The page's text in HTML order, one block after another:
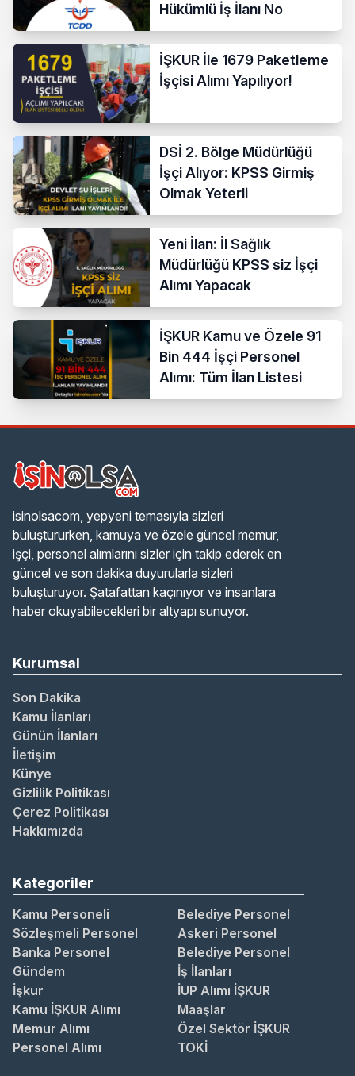
Hükümlü İş İlanı No
İŞKUR İle 1679 Paketleme
İşçisi Alımı Yapılıyor!
DSİ 2. Bölge Müdürlüğü
İşçi Alıyor: KPSS Girmiş
Olmak Yeterli
Yeni İlan: İl Sağlık
Müdürlüğü KPSS siz İşçi
Alımı Yapacak
İŞKUR Kamu ve Özele 91
Bin 444 İşçi Personel
Alımı: Tüm İlan Listesi
isinolsacom, yepyeni temasıyla sizleri
buluştururken, kamuya ve özele güncel memur,
işçi, personel alımlarını sizler için takip ederek en
güncel ve son dakika duyurularla sizleri
buluşturuyor. Şatafattan kaçınıyor ve insanlara
haber okuyabilecekleri bir altyapı sunuyor.
Kurumsal
Son Dakika
Kamu İlanları
Günün İlanları
İletişim
Künye
Gizlilik Politikası
Çerez Politikası
Hakkımızda
Kategoriler
Kamu Personeli
Belediye Personel
Sözleşmeli Personel
Askeri Personel
Banka Personel
Belediye Personel
Gündem
İş İlanları
İşkur
İUP Alımı İŞKUR
Kamu İŞKUR Alımı
Maaşlar
Memur Alımı
Özel Sektör İŞKUR
Personel Alımı
TOKİ